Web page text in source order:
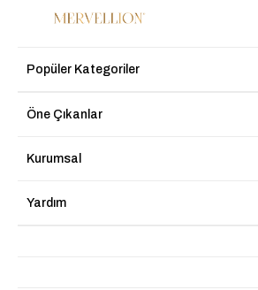
Popüler Kategoriler
Öne Çıkanlar
Kurumsal
Yardım